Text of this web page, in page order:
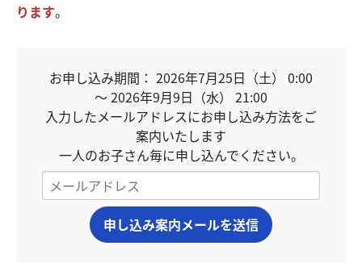
ります。
お申し込み期間： 2026年7月25日（土） 0:00
～ 2026年9月9日（水） 21:00
入力したメールアドレスにお申し込み方法をご
案内いたします
一人のお子さん毎に申し込んでください。
申し込み案内メールを送信